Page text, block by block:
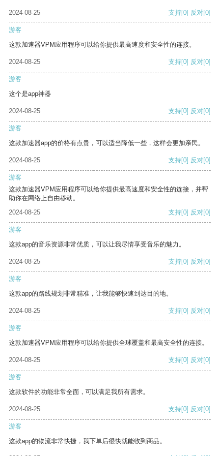
2024-08-25 支持[0] 反对[0]
游客
这款加速器VPM应用程序可以给你提供最高速度和安全性的连接。
2024-08-25 支持[0] 反对[0]
游客
这个是app神器
2024-08-25 支持[0] 反对[0]
游客
这款加速器app的价格有点贵，可以适当降低一些，这样会更加亲民。
2024-08-25 支持[0] 反对[0]
游客
这款加速器VPM应用程序可以给你提供最高速度和安全性的连接，并帮
助你在网络上自由移动。
2024-08-25
支持[0] 反对[0]
游客
这款app的音乐资源非常优质，可以让我尽情享受音乐的魅力。
2024-08-25 支持[0] 反对[0]
游客
这款app的路线规划非常精准，让我能够快速到达目的地。
2024-08-25 支持[0] 反对[0]
游客
这款加速器VPM应用程序可以给你提供全球覆盖和最高安全性的连接。
2024-08-25 支持[0] 反对[0]
游客
这款软件的功能非常全面，可以满足我所有需求。
2024-08-25 支持[0] 反对[0]
游客
这款app的物流非常快捷，我下单后很快就能收到商品。